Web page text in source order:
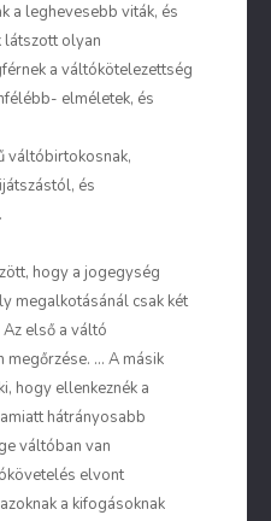
a leghevesebb viták, és
látszott olyan
a váltókötelezettség
elméletek, és
és
hogy a jogegység
megalkotásánál csak két
első a váltó
... A másik
hogy ellenkeznék a
hátrányosabb
váltóban van
elvont
a kifogásoknak